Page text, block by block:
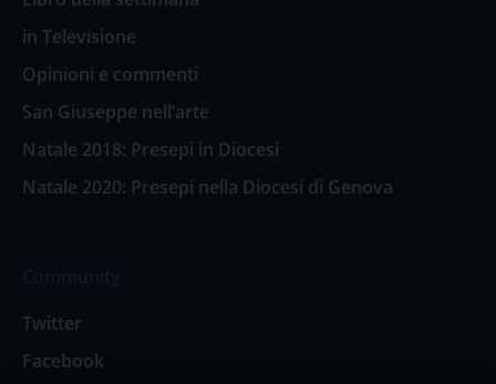
in Televisione
Opinioni e commenti
San Giuseppe nell’arte
Natale 2018: Presepi in Diocesi
Natale 2020: Presepi nella Diocesi di Genova
Twitter
Facebook